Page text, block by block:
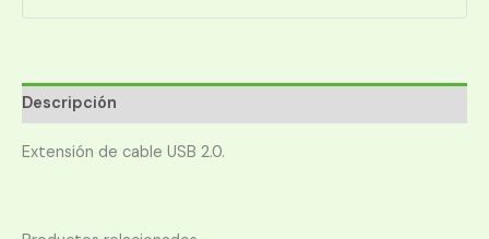
Descripción
Extensión de cable USB 2.0.